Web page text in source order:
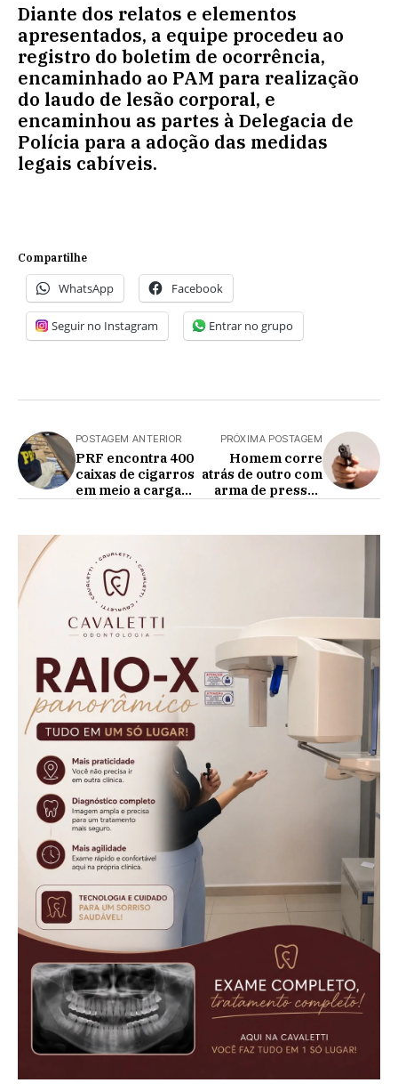
Diante dos relatos e elementos
apresentados, a equipe procedeu ao
registro do boletim de ocorrência,
encaminhado ao PAM para realização
do laudo de lesão corporal, e
encaminhou as partes à Delegacia de
Polícia para a adoção das medidas
legais cabíveis.
Compartilhe
WhatsApp Facebook
Seguir no Instagram Entrar no grupo
POSTAGEM ANTERIOR
PRF encontra 400
caixas de cigarros
em meio a carga
PRÓXIMA POSTAGEM
Homem corre
atrás de outro com
arma de pressão